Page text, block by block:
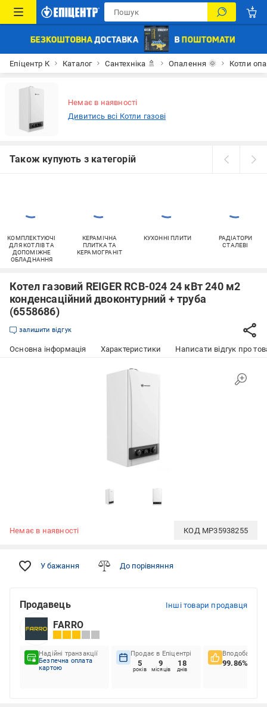
Епіцентр К Каталог Сантехніка 🚿 Опалення 🌞 Котли
Немає в наявності
Дивитись всі Котли газові
Також купують з категорій
КОМПЛЕКТУЮЧІ
ДЛЯ КОТЛІВ ТА
ДОПОМІЖНЕ
ОБЛАДНАННЯ
КЕРАМІЧНА
ПЛИТКА ТА
КЕРАМОГРАНІТ
КУХОННІ ПЛИТИ
РАДІАТОРИ
СТАЛЕВІ
Котел газовий REIGER RCB-024 24 кВт 240 м2
конденсаційний двоконтурний + труба
(6558686)
залишити відгук
Основна інформація Характеристики Написати відгук про
Немає в наявності КОД MP35938255
У бажання До порівняння
Продавець Інші товари продавця
FARRO
Надійні транзакції
Безпечна оплата
картою
Продає в Епіцентрі
5
років
9
місяців
18
днів
Вподобання
99.86%